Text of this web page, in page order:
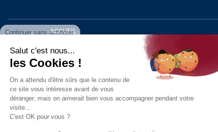
ACCUEIL
VOTRE MAIRIE
VOTRE QUOTIDIEN
AU FIL DE LA VIE
LOISIRS
S’INFORMER
Continuer sans accepter
Salut c'est nous...
les Cookies !
On a attendu d'être sûrs que le contenu de
ce site vous intéresse avant de vous
déranger, mais on aimerait bien vous accompagner pendant votre
visite...
C'est OK pour vous ?